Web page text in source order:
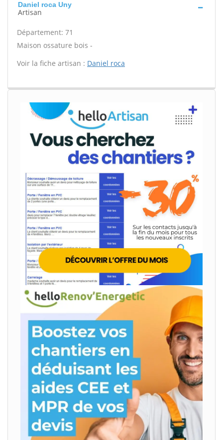
Daniel roca Uny
Artisan
Département: 71
Maison ossature bois -
Voir la fiche artisan : Daniel roca